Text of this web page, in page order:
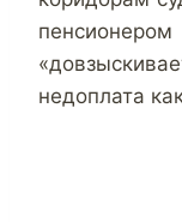
недоплата